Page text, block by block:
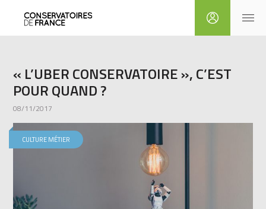
« L’UBER CONSERVATOIRE », C’EST
POUR QUAND ?
08/11/2017
CULTURE MÉTIER